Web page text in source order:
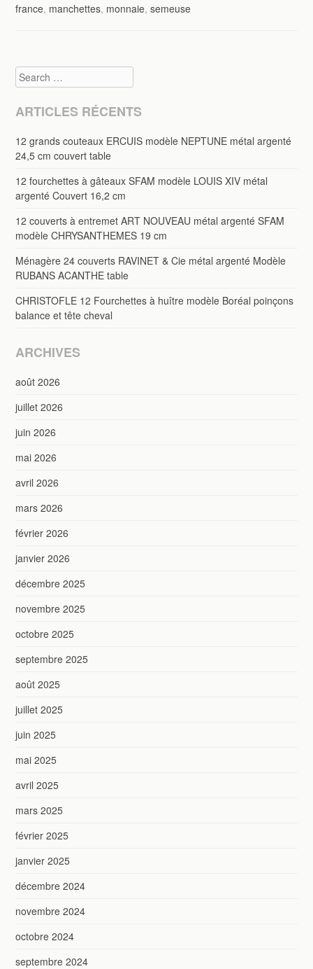
france, manchettes, monnaie,semeuse
Search
ARTICLES RÉCENTS
12 grands couteaux ERCUIS modèle NEPTUNE métal argenté
24,5 cm couvert table
12 fourchettes à gâteaux SFAM modèle LOUIS XIV métal
argenté Couvert 16,2 cm
12 couverts à entremet ART NOUVEAU métal argenté SFAM
modèle CHRYSANTHEMES 19 cm
Ménagère 24 couverts RAVINET & Cie métal argenté Modèle
RUBANS ACANTHE table
CHRISTOFLE 12 Fourchettes à huître modèle Boréal poinçons
balance et tête cheval
ARCHIVES
août 2026
juillet 2026
juin 2026
mai 2026
avril 2026
mars 2026
février 2026
janvier 2026
décembre 2025
novembre 2025
octobre 2025
septembre 2025
août 2025
juillet 2025
juin 2025
mai 2025
avril 2025
mars 2025
février 2025
janvier 2025
décembre 2024
novembre 2024
octobre 2024
septembre 2024